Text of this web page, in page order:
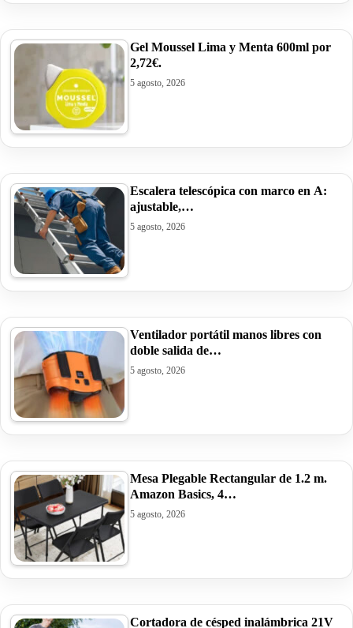
Gel Moussel Lima y Menta 600ml por
2,72€.
5 agosto, 2026
Escalera telescópica con marco en A:
ajustable,…
5 agosto, 2026
Ventilador portátil manos libres con
doble salida de…
5 agosto, 2026
Mesa Plegable Rectangular de 1.2 m.
Amazon Basics, 4…
5 agosto, 2026
Cortadora de césped inalámbrica 21V